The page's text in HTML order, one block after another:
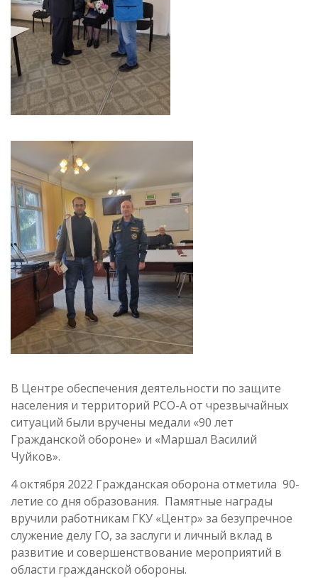
В Центре обеспечения деятельности по защите
населения и территорий РСО-А от чрезвычайных
ситуаций были вручены медали «90 лет
Гражданской обороне» и «Маршал Василий
Чуйков».
4 октября 2022 Гражданская оборона отметила 90-
летие со дня образования. Памятные награды
вручили работникам ГКУ «Центр» за безупречное
служение делу ГО, за заслуги и личный вклад в
развитие и совершенствование мероприятий в
области гражданской обороны.